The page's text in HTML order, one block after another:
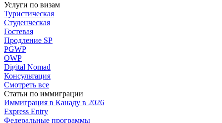
Услуги по визам
Туристическая
Студенческая
Гостевая
Продление SP
PGWP
OWP
Digital Nomad
Консультация
Смотреть все
Статьи по иммиграции
Иммиграция в Канаду в 2026
Express Entry
Федеральные программы